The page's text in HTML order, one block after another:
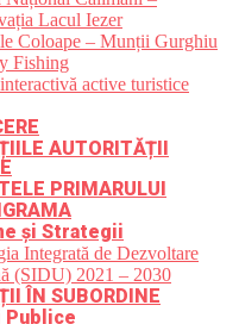
Lacul Iezer
Coloape – Munții Gurghiu
Fishing
active turistice
AUTORITĂȚII
PRIMARULUI
și Strategii
Integrată de Dezvoltare
(SIDU) 2021 – 2030
ÎN SUBORDINE